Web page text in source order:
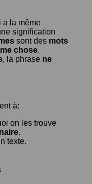
a la même
signification
sont des mots
chose.
, la phrase ne
à:
on les trouve
texte.